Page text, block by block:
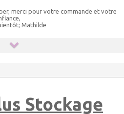
merci pour votre commande et votre
Mathilde
Stockage